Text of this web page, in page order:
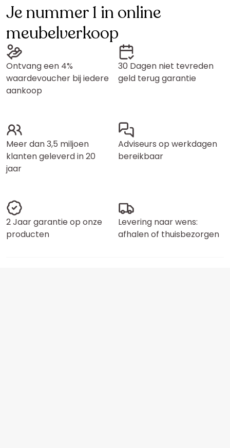
Je nummer 1 in online
meubelverkoop
Ontvang een 4%
waardevoucher bij iedere
aankoop
30 Dagen niet tevreden
geld terug garantie
Meer dan 3,5 miljoen
klanten geleverd in 20
jaar
Adviseurs op werkdagen
bereikbaar
2 Jaar garantie op onze
producten
Levering naar wens:
afhalen of thuisbezorgen